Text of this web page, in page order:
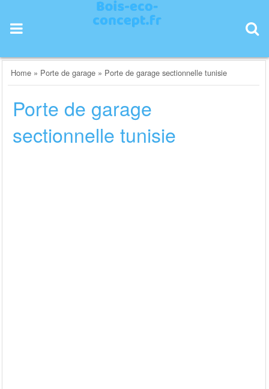
content
Home » Porte de garage » Porte de garage sectionnelle tunisie
Porte de garage
sectionnelle tunisie